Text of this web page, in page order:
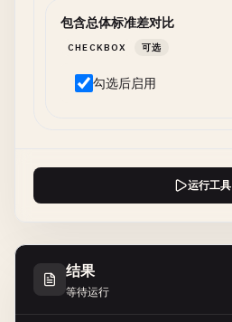
包含总体标准差对比
CHECKBOX 可选
勾选后启用
运行工具
结果
等待运行